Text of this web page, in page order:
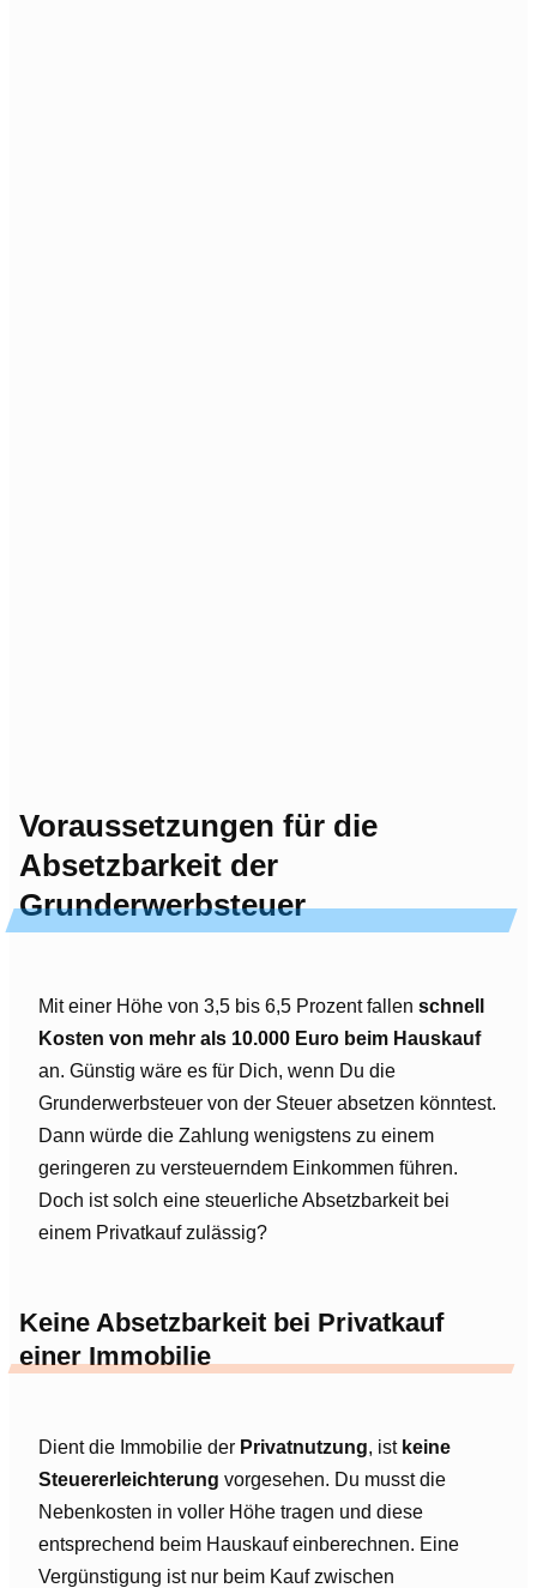
Voraussetzungen für die
Absetzbarkeit der
Grunderwerbsteuer
Mit einer Höhe von 3,5 bis 6,5 Prozent fallen schnell
Kosten von mehr als 10.000 Euro beim Hauskauf
an. Günstig wäre es für Dich, wenn Du die
Grunderwerbsteuer von der Steuer absetzen könntest.
Dann würde die Zahlung wenigstens zu einem
geringeren zu versteuerndem Einkommen führen.
Doch ist solch eine steuerliche Absetzbarkeit bei
einem Privatkauf zulässig?
Keine Absetzbarkeit bei Privatkauf
einer Immobilie
Dient die Immobilie der Privatnutzung, ist keine
Steuererleichterung vorgesehen. Du musst die
Nebenkosten in voller Höhe tragen und diese
entsprechend beim Hauskauf einberechnen. Eine
Vergünstigung ist nur beim Kauf zwischen